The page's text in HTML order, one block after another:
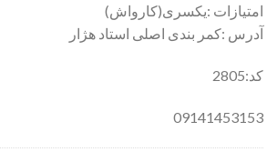
امتيازات :یکسری(کارواش)
آدرس :کمر بندی اصلی استاد هژار
کد:2805
09141453153